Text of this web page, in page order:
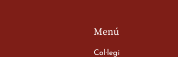
Menú
Col·legi